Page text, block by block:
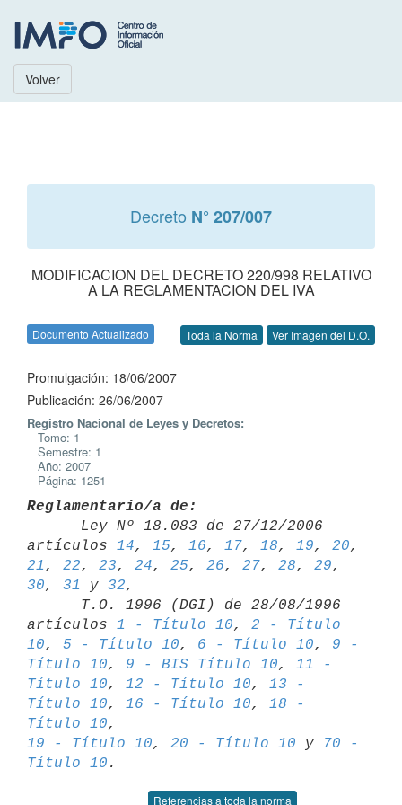
Volver
Decreto N° 207/007
MODIFICACION DEL DECRETO 220/998 RELATIVO
A LA REGLAMENTACION DEL IVA
Documento Actualizado Toda la Norma Ver Imagen del D.O.
Promulgación: 18/06/2007
Publicación: 26/06/2007
Registro Nacional de Leyes y Decretos:
Tomo: 1
Semestre: 1
Año: 2007
Página: 1251
Reglamentario/a de:
artículos 14, 15, 16, 17, 18, 19, 20
21 , 22, 23, 24, 25, 26, 27, 28, 29
30, 31 y 32,
artículos 1 - Título 10, 2 - Título
10, 5 - Título 10, 6 - Título 10, 9 -
Título 10, 9 - BIS Título 10, 11 -
Título 10, 12 - Título 10, 13 -
Título 10, 16 - Título 10, 18 -
Título 10
19 - Título 10, 20 - Título 10 y
70 -
Título 10
Referencias a toda la norma